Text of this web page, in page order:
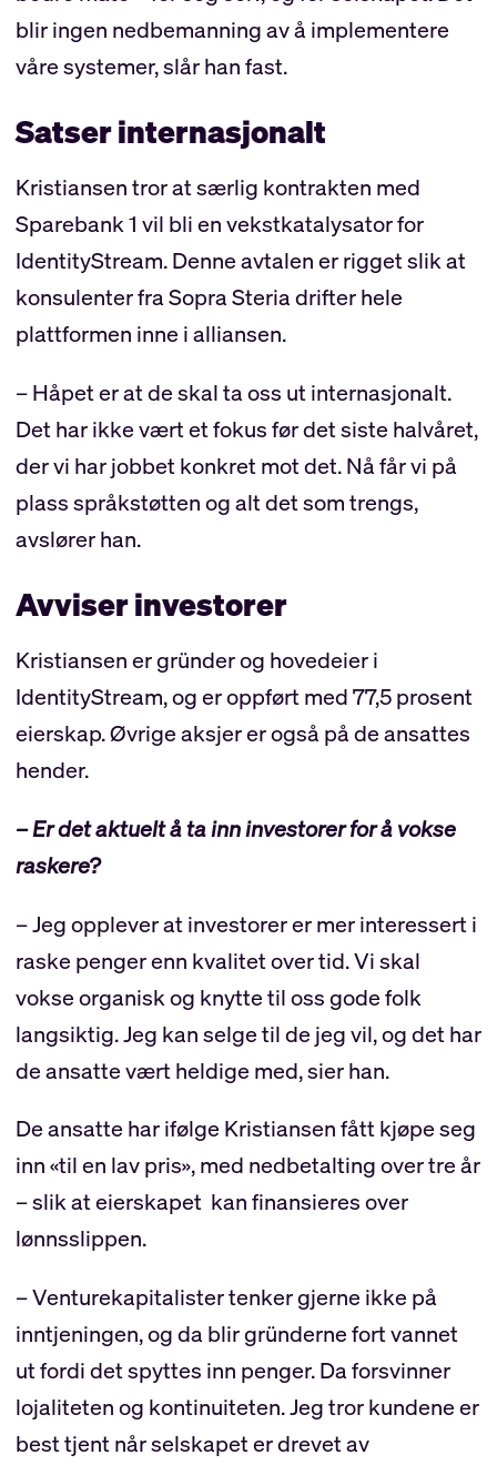
blir ingen nedbemanning av å implementere
våre systemer, slår han fast.
Satser internasjonalt
Kristiansen tror at særlig kontrakten med
Sparebank 1 vil bli en vekstkatalysator for
IdentityStream. Denne avtalen er rigget slik at
konsulenter fra Sopra Steria drifter hele
plattformen inne i alliansen.
– Håpet er at de skal ta oss ut internasjonalt.
Det har ikke vært et fokus før det siste halvåret,
der vi har jobbet konkret mot det. Nå får vi på
plass språkstøtten og alt det som trengs,
avslører han.
Avviser investorer
Kristiansen er gründer og hovedeier i
IdentityStream, og er oppført med 77,5 prosent
eierskap. Øvrige aksjer er også på de ansattes
hender.
– Er det aktuelt å ta inn investorer for å vokse
raskere?
– Jeg opplever at investorer er mer interessert i
raske penger enn kvalitet over tid. Vi skal
vokse organisk og knytte til oss gode folk
langsiktig. Jeg kan selge til de jeg vil, og det har
de ansatte vært heldige med, sier han.
De ansatte har ifølge Kristiansen fått kjøpe seg
inn «til en lav pris», med nedbetalting over tre år
– slik at eierskapet kan finansieres over
lønnsslippen.
– Venturekapitalister tenker gjerne ikke på
inntjeningen, og da blir gründerne fort vannet
ut fordi det spyttes inn penger. Da forsvinner
lojaliteten og kontinuiteten. Jeg tror kundene er
best tjent når selskapet er drevet av